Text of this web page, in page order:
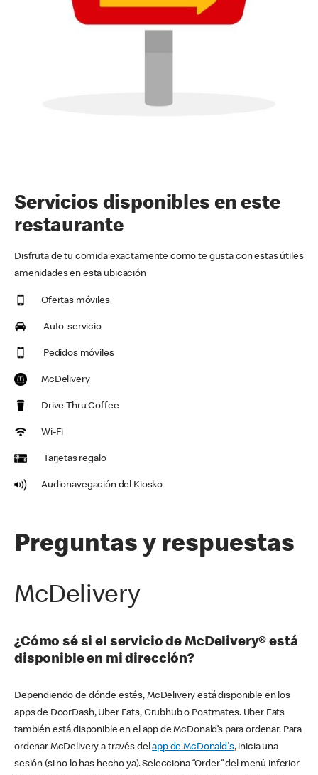
Servicios disponibles en este
restaurante
Disfruta de tu comida exactamente como te gusta con estas útiles
amenidades en esta ubicación
Ofertas móviles
Auto-servicio
Pedidos móviles
McDelivery
Drive Thru Coffee
Wi-Fi
Tarjetas regalo
Audionavegación del Kiosko
Preguntas y respuestas
McDelivery
¿Cómo sé si el servicio de McDelivery® está
disponible en mi dirección?
Dependiendo de dónde estés, McDelivery está disponible en los
apps de DoorDash, Uber Eats, Grubhub o Postmates. Uber Eats
también está disponible en el app de McDonald’s para ordenar. Para
ordenar McDelivery a través delapp de McDonald's, inicia una
sesión (si no lo has hecho ya). Selecciona “Order” del menú inferior